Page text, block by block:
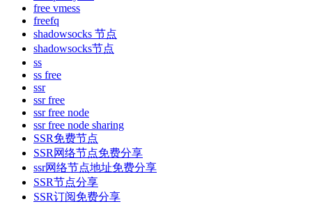
free vmess
freefq
shadowsocks 节点
shadowsocks节点
ss
ss free
ssr
ssr free
ssr free node
ssr free node sharing
SSR免费节点
SSR网络节点免费分享
ssr网络节点地址免费分享
SSR节点分享
SSR订阅免费分享